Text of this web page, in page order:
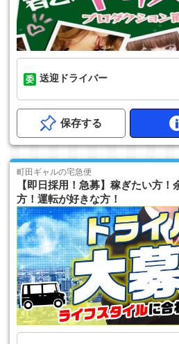
送迎ドライバー
保存する
町田ギャルの宅急便
【即日採用！急募】稼ぎたい方
方！運転が好きな方！